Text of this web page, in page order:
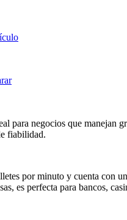
para negocios que manejan
fiabilidad.
por minuto y cuenta con
es perfecta para bancos,